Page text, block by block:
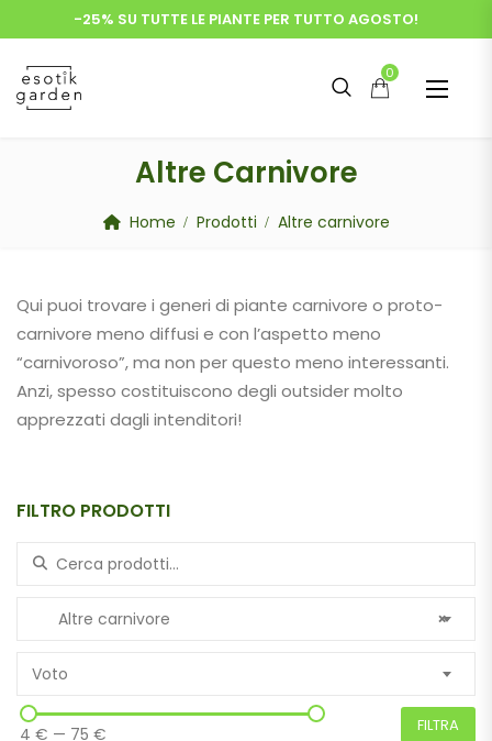
-25% SU TUTTE LE PIANTE PER TUTTO AGOSTO!
0
Altre Carnivore
Home Prodotti Altre carnivore
Qui puoi trovare i generi di piante carnivore o proto-
carnivore meno diffusi e con l’aspetto meno
“carnivoroso”, ma non per questo meno interessanti.
Anzi, spesso costituiscono degli outsider molto
apprezzati dagli intenditori!
FILTRO PRODOTTI
Search for:
×
Altre carnivore
Voto
4 € — 75 € FILTRA